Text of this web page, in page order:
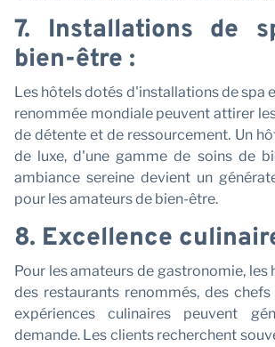
7. Installations de
bien-être :
Les hôtels dotés d'installations de spa
renommée mondiale peuvent attirer
de détente et de ressourcement. Un
de luxe, d'une gamme de soins de
ambiance sereine devient un
pour les amateurs de bien-être.
8. Excellence
Pour les amateurs de gastronomie,
des restaurants renommés, des
expériences culinaires peuvent
demande. Les clients recherchent